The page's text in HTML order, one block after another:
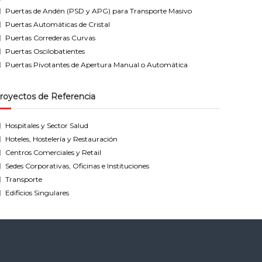
Puertas de Andén (PSD y APG) para Transporte Masivo
Puertas Automáticas de Cristal
Puertas Correderas Curvas
Puertas Oscilobatientes
Puertas Pivotantes de Apertura Manual o Automática
de Referencia
Hospitales y Sector Salud
Hoteles, Hostelería y Restauración
Centros Comerciales y Retail
Sedes Corporativas, Oficinas e Instituciones
Transporte
Edificios Singulares